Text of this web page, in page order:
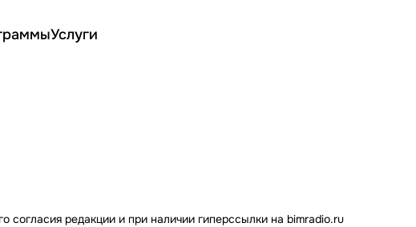
Услуги
согласия редакции и при наличии гиперссылки на bimradio.ru